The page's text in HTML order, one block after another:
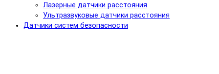
Лазерные датчики расстояния
Ультразвуковые датчики расстояния
Датчики систем безопасности